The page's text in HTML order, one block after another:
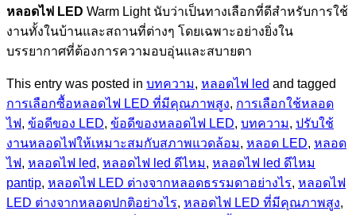
หลอดไฟ LED Warm Light นับว่าเป็นทางเลือกที่ดีสำหรับการใช้
งานทั้งในบ้านและสถานที่ต่างๆ โดยเฉพาะอย่างยิ่งใน
บรรยากาศที่ต้องการความอบอุ่นและสบายตา
This entry was posted in บทความ, หลอดไฟ led and tagged
การเลือกซื้อหลอดไฟ LED ที่มีคุณภาพสูง, การเลือกใช้หลอด
ไฟ, ข้อดีของ LED, ข้อดีของหลอดไฟ LED, บทความ, ปรับใช้
งานหลอดไฟให้เหมาะสมกับสภาพแวดล้อม, หลอด LED, หลอด
ไฟ, หลอดไฟ led, หลอดไฟ led ดีไหม, หลอดไฟ led ดีไหม
pantip, หลอดไฟ LED ต่างจากหลอดธรรมดาอย่างไร, หลอดไฟ
LED ต่างจากหลอดปกติอย่างไร, หลอดไฟ LED ที่มีคุณภาพสูง,